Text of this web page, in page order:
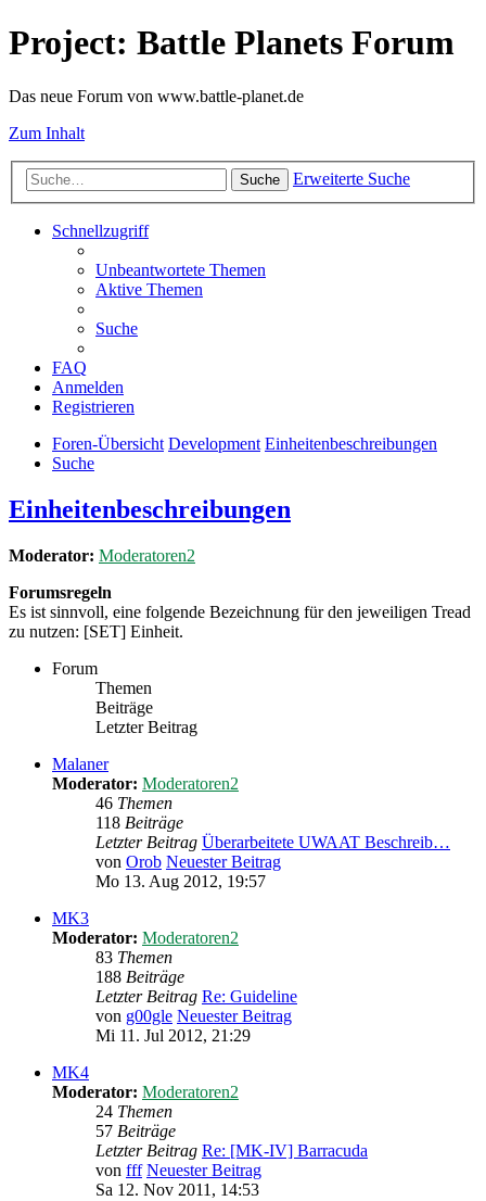
Project: Battle Planets Forum
Das neue Forum von www.battle-planet.de
Zum Inhalt
Suche Erweiterte Suche
Schnellzugriff
Unbeantwortete Themen
Aktive Themen
Suche
FAQ
Anmelden
Registrieren
Foren-Übersicht Development Einheitenbeschreibungen
Suche
Einheitenbeschreibungen
Moderator: Moderatoren2
Forumsregeln
Es ist sinnvoll, eine folgende Bezeichnung für den jeweiligen Tread
zu nutzen: [SET] Einheit.
Forum
Themen
Beiträge
Letzter Beitrag
Malaner
Moderator: Moderatoren2
46 Themen
118 Beiträge
Letzter Beitrag Überarbeitete UWAAT Beschreib…
von Orob Neuester Beitrag
Mo 13. Aug 2012, 19:57
MK3
Moderator: Moderatoren2
83 Themen
188 Beiträge
Letzter Beitrag Re: Guideline
von g00gle Neuester Beitrag
Mi 11. Jul 2012, 21:29
MK4
Moderator: Moderatoren2
24 Themen
57 Beiträge
Letzter Beitrag Re: [MK-IV] Barracuda
von fff Neuester Beitrag
Sa 12. Nov 2011, 14:53